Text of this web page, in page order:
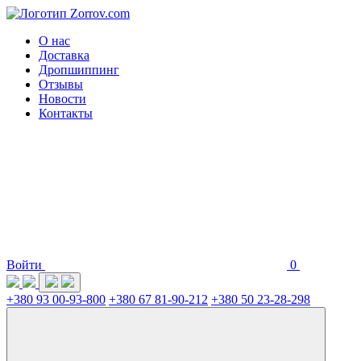
О нас
Доставка
Дропшиппинг
Отзывы
Новости
Контакты
Войти 0
+380 93 00-93-800 +380 67 81-90-212 +380 50 23-28-298